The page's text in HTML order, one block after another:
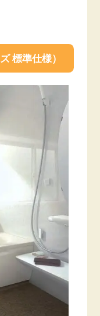
標準仕様）